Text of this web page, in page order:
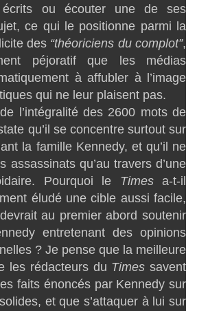
ou écouter une de ses
ce qui le positionne parmi la
des “théoriciens du complot”,
péjoratif que les médias
à affubler à l’image
qui ne leur plaisent pas.
l’intégralité des 2600 mots de
qu’il se concentre surtout sur
la famille Kennedy, et qu’il ne
assassinats qu’au travers d’une
Pourquoi le
Times
a-t-il
éludé une cible aussi facile,
au premier abord soutenir
entretenant des opinions
? Je pense que la meilleure
les rédacteurs du Times savent
faits énoncés par Kennedy sur
et que s’attaquer à lui sur